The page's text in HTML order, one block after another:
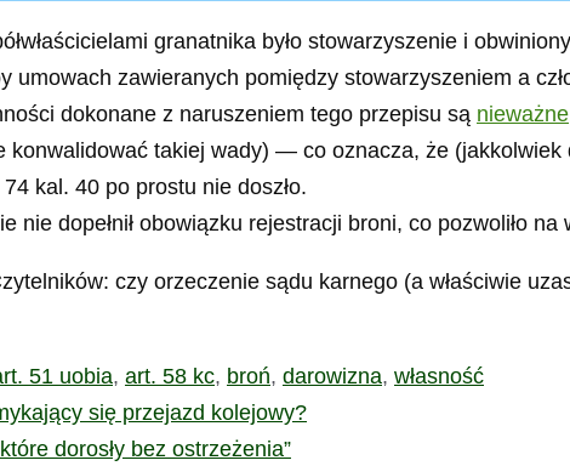
granatnika było stowarzyszenie i
zawieranych pomiędzy stowarzyszeniem a
dokonane z naruszeniem tego przepisu są nieważne
konwalidować takiej wady) — co oznacza, że
kal. 40 po prostu nie doszło.
dopełnił obowiązku rejestracji broni, co pozwoliło
czy orzeczenie sądu karnego (a właściwie
51 uobia, art. 58 kc, broń, darowizna, własność
się przejazd kolejowy?
dorosły bez ostrzeżenia”